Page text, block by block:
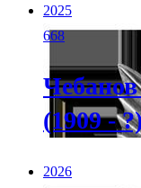
2025
668
(1909 -
2026